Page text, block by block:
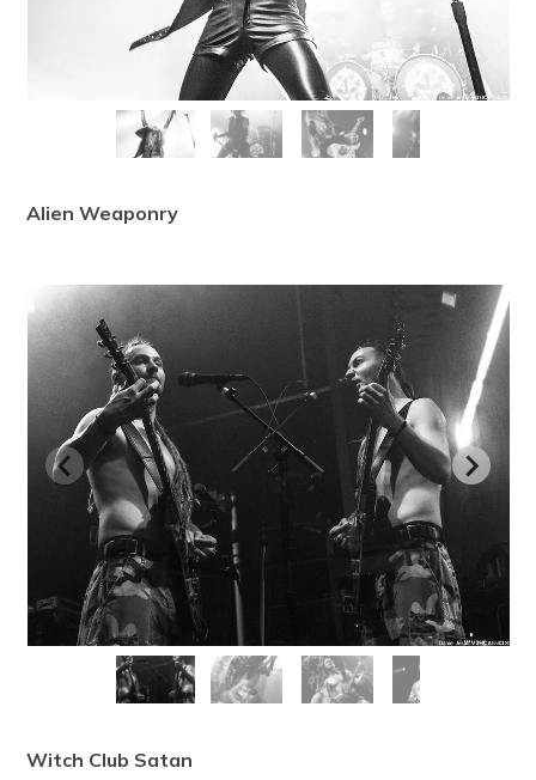
Alien Weaponry
Witch Club Satan